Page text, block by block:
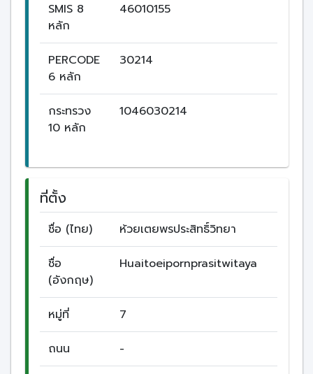
SMIS 8
หลัก
46010155
PERCODE
6 หลัก
30214
กระทรวง
10 หลัก
1046030214
ที่ตั้ง
ชื่อ (ไทย) ห้วยเตยพรประสิทธิ์วิทยา
ชื่อ
(อังกฤษ)
Huaitoeipornprasitwitaya
หมู่ที่ 7
ถนน -